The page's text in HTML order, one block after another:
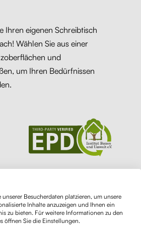
Ihren eigenen Schreibtisch
Wählen Sie aus einer
und
um Ihren Bedürfnissen
Besucherdaten platzieren, um unsere
Inhalte anzuzeigen und Ihnen ein
zu bieten. Für weitere Informationen zu den
öffnen Sie die Einstellungen.